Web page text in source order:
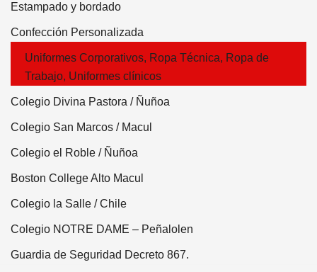
Estampado y bordado
Confección Personalizada
Uniformes Corporativos, Ropa Técnica, Ropa de
Trabajo, Uniformes clínicos
Colegio Divina Pastora / Ñuñoa
Colegio San Marcos / Macul
Colegio el Roble / Ñuñoa
Boston College Alto Macul
Colegio la Salle / Chile
Colegio NOTRE DAME – Peñalolen
Guardia de Seguridad Decreto 867.